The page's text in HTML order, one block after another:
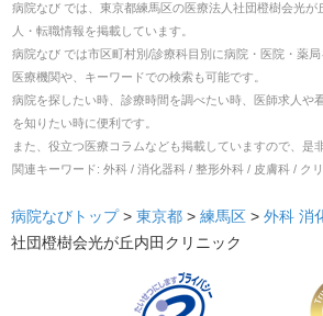
病院なび では、 東京都練馬区の医療法人社団橙樹会光が
人・転職情報を掲載しています。
病院なび では市区町村別/診療科目別に病院・医院・薬
医療機関や、キーワードでの検索も可能です。
病院を探したい時、診療時間を調べたい時、医師求人や
を知りたい時に便利です。
また、役立つ医療コラムなども掲載していますので、是
関連キーワード: 外科 / 消化器科 / 整形外科 / 皮膚科 / ク
病院なびトップ > 東京都 > 練馬区 > 外科 消
社団橙樹会光が丘内田クリニック